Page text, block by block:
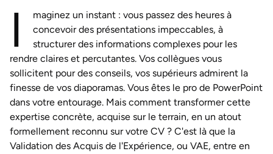
I
maginez un instant : vous passez des heures à
concevoir des présentations impeccables, à
structurer des informations complexes pour les
rendre claires et percutantes. Vos collègues vous
sollicitent pour des conseils, vos supérieurs admirent la
finesse de vos diaporamas. Vous êtes le pro de PowerPoint
dans votre entourage. Mais comment transformer cette
expertise concrète, acquise sur le terrain, en un atout
formellement reconnu sur votre CV ? C'est là que la
Validation des Acquis de l'Expérience, ou VAE, entre en